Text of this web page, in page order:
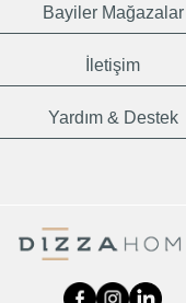
Bayiler Mağazalar
İletişim
Yardım & Destek